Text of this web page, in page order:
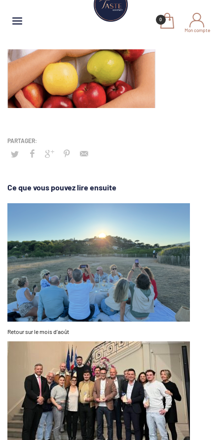
Mon compte
Ce que vous pouvez lire ensuite
Retour sur le mois d’août